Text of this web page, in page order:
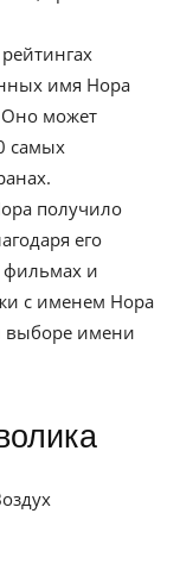
имя Нора
Оно может
самых
получило
его
и
с именем Нора
выборе имени